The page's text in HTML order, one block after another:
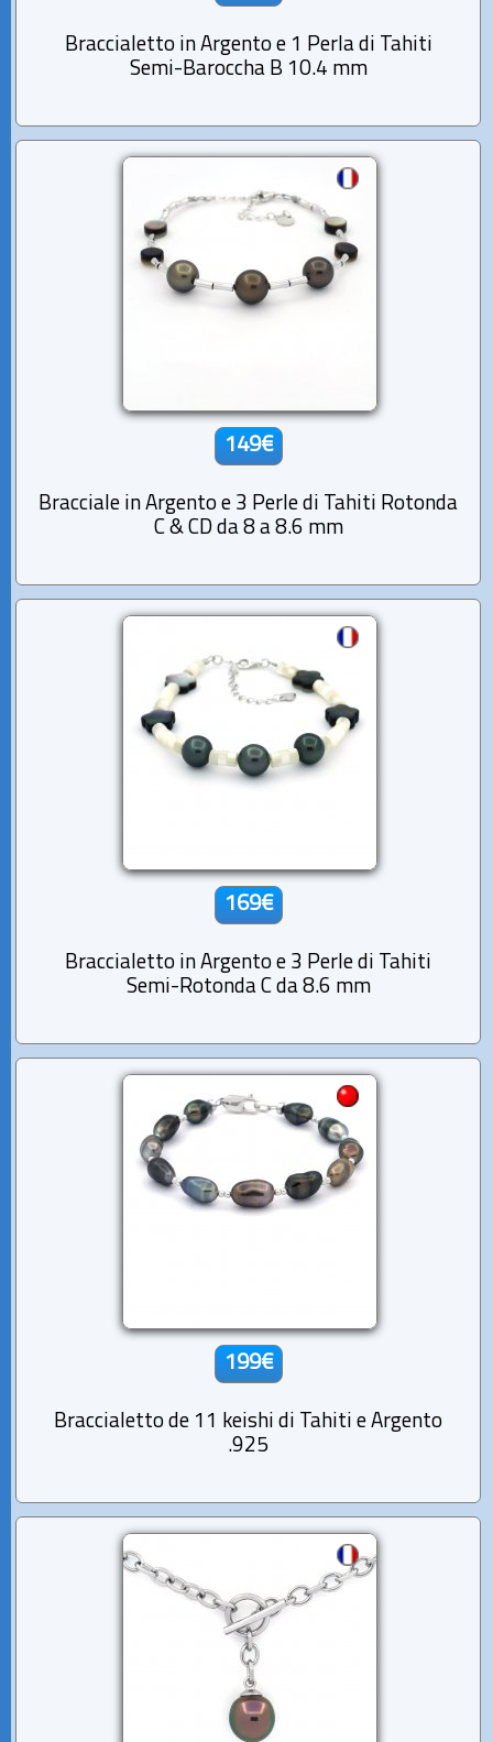
Braccialetto in Argento e 1 Perla di Tahiti
Semi-Baroccha B 10.4 mm
149€
Bracciale in Argento e 3 Perle di Tahiti Rotonda
C & CD da 8 a 8.6 mm
169€
Braccialetto in Argento e 3 Perle di Tahiti
Semi-Rotonda C da 8.6 mm
199€
Braccialetto de 11 keishi di Tahiti e Argento
.925